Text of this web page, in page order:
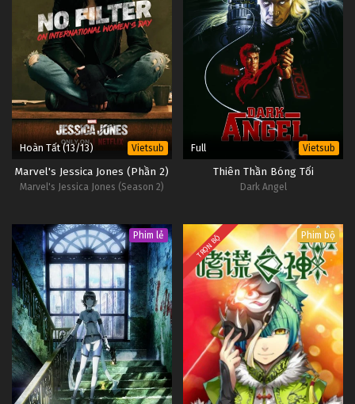
Hoàn Tất (13/13) Vietsub
Marvel's Jessica Jones (Phần 2)
Marvel's Jessica Jones (Season 2)
Full Vietsub
Thiên Thần Bóng Tối
Dark Angel
Phim lẻ TRỌN BỘ Phim bộ